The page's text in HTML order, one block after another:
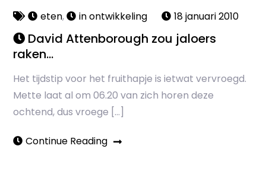
eten, in ontwikkeling 18 januari 2010
David Attenborough zou jaloers
raken…
Het tijdstip voor het fruithapje is ietwat vervroegd.
Mette laat al om 06.20 van zich horen deze
ochtend, dus vroege […]
Continue Reading